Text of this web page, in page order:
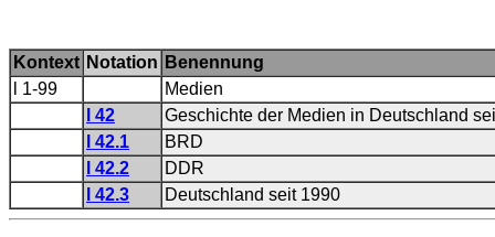
Kontext Notation Benennung
l 1-99
Medien
l 42
Geschichte der Medien in Deutschland
l 42.1
BRD
l 42.2
DDR
l 42.3
Deutschland seit 1990